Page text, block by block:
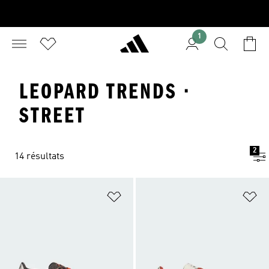
1
LEOPARD TRENDS ·
STREET
14 résultats
2
Ajouter à la Liste de produits